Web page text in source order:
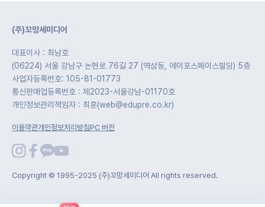
(주)꼬망세미디어
대표이사 : 최남호
(06224) 서울 강남구 논현로 76길 27 (역삼동, 에이포스페이스빌딩) 5층
사업자등록번호: 105-81-01773
통신판매업등록번호 : 제2023-서울강남-01170호
개인정보관리책임자 : 최훈(web@edupre.co.kr)
이용약관개인정보처리방침PC 버전
Copyright © 1995-2025 (주)꼬망세미디어 All rights reserved.